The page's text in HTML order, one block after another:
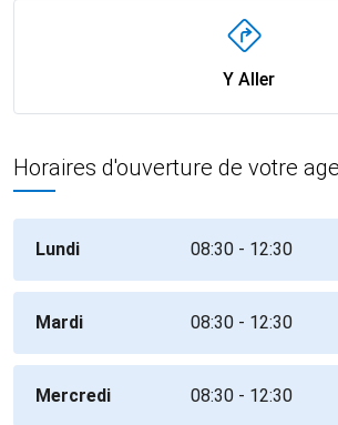
Y Aller
Horaires d'ouverture de votre
Lundi 08:30 - 12:30
Mardi 08:30 - 12:30
Mercredi 08:30 - 12:30